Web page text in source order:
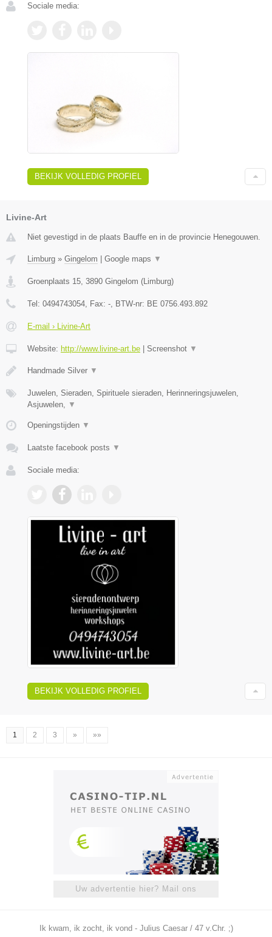
Sociale media:
BEKIJK VOLLEDIG PROFIEL
Livine-Art
Niet gevestigd in de plaats Bauffe en in de provincie Henegouwen.
Limburg » Gingelom Google maps ▼
Groenplaats 15, 3890 Gingelom (Limburg)
Tel: 0494743054, Fax: -, BTW-nr: BE 0756.493.892
E-mail › Livine-Art
Website: http://www.livine-art.be Screenshot ▼
Handmade Silver ▼
Juwelen, Sieraden, Spirituele sieraden, Herinneringsjuwelen,
Asjuwelen, ▼
Openingstijden ▼
Laatste facebook posts ▼
Sociale media:
BEKIJK VOLLEDIG PROFIEL
1 2 3 » »»
Uw advertentie hier? Mail ons
Ik kwam, ik zocht, ik vond - Julius Caesar / 47 v.Chr. ;)